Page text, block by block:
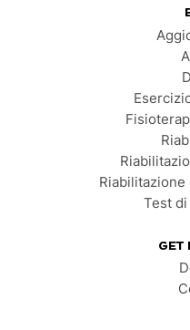
Test
GET